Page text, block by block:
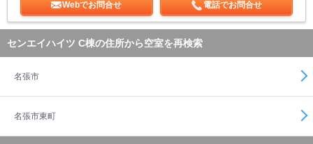
Webでお問合せ 電話でお問合せ
センエイハイツ C棟の住所から空室を再検索
名張市
名張市東町